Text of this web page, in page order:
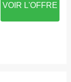
VOIR L'OFFRE